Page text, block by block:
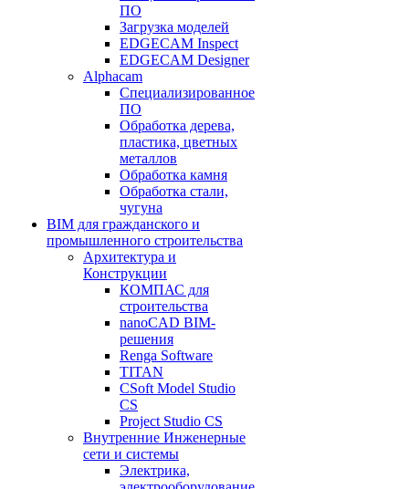
ПО
Загрузка моделей
EDGECAM Inspect
EDGECAM Designer
Alphacam
Специализированное
ПО
Обработка дерева,
пластика, цветных
металлов
Обработка камня
Обработка стали,
чугуна
BIM для гражданского и
промышленного строительства
Архитектура и
Конструкции
КОМПАС для
строительства
nanoCAD BIM-
решения
Renga Software
TITAN
CSoft Model Studio
CS
Project Studio CS
Внутренние Инженерные
сети и системы
Электрика,